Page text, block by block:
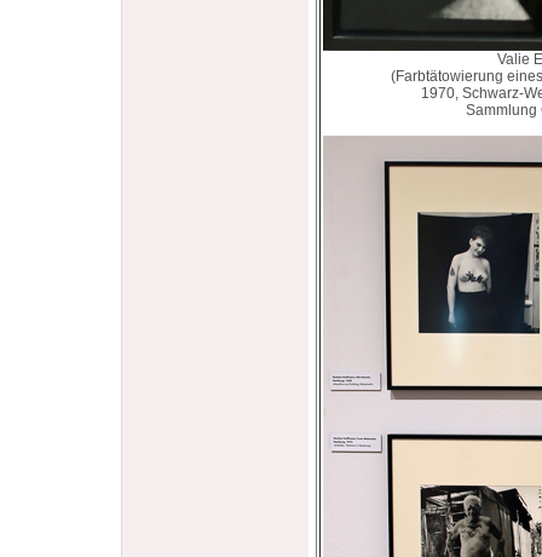
Valie
(Farbtätowierung
1970, Schwarz-
Sammlung